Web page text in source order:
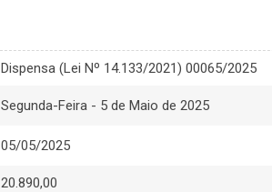
Dispensa (Lei Nº 14.133/2021) 00065/2025
Segunda-Feira - 5 de Maio de 2025
05/05/2025
20.890,00